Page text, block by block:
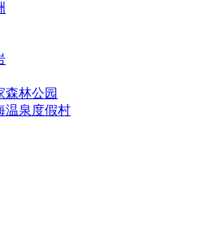
森林公园
温泉度假村